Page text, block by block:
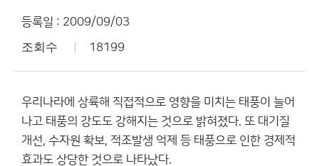
등록일 : 2009/09/03
조회수 18199
우리나라에 상륙해 직접적으로 영향을 미치는 태풍이 늘어
나고 태풍의 강도도 강해지는 것으로 밝혀졌다. 또 대기질
개선, 수자원 확보, 적조발생 억제 등 태풍으로 인한 경제적
효과도 상당한 것으로 나타났다.